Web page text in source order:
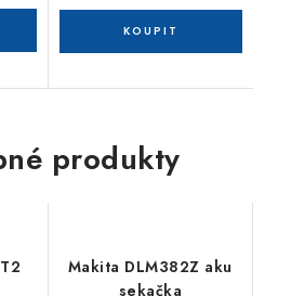
produkty
Makita DLM382Z aku
sekačka